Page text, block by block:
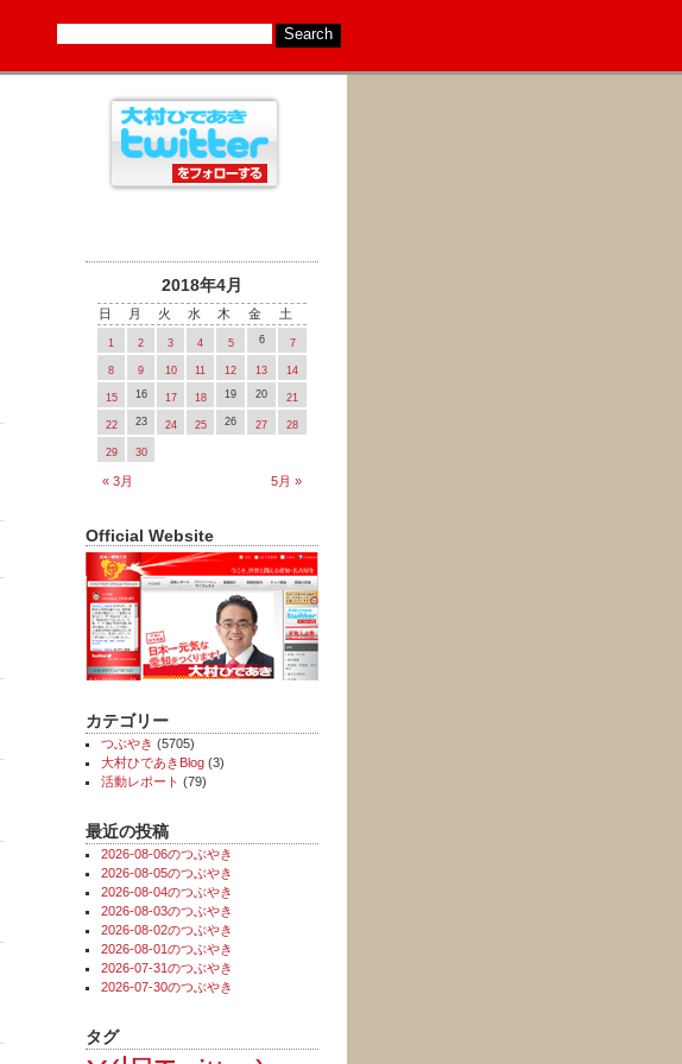
2018年4月
日 月 火 水 木 金 土
« 3月 5月 »
1 2 3 4 5 6 7
8 9 10 11 12 13 14
15 16 17 18 19 20 21
22 23 24 25 26 27 28
29 30
Official Website
カテゴリー
つぶやき (5705)
大村ひであきBlog (3)
活動レポート (79)
最近の投稿
2026-08-06のつぶやき
2026-08-05のつぶやき
2026-08-04のつぶやき
2026-08-03のつぶやき
2026-08-02のつぶやき
2026-08-01のつぶやき
2026-07-31のつぶやき
2026-07-30のつぶやき
タグ